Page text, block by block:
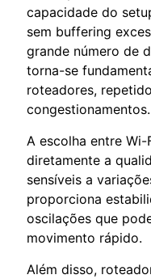
capacidade do
sem buffering
grande número de
torna-se
roteadores,
congestionamentos.
A escolha entre
diretamente a
sensíveis a
proporciona
oscilações que
movimento rápido.
Além disso,